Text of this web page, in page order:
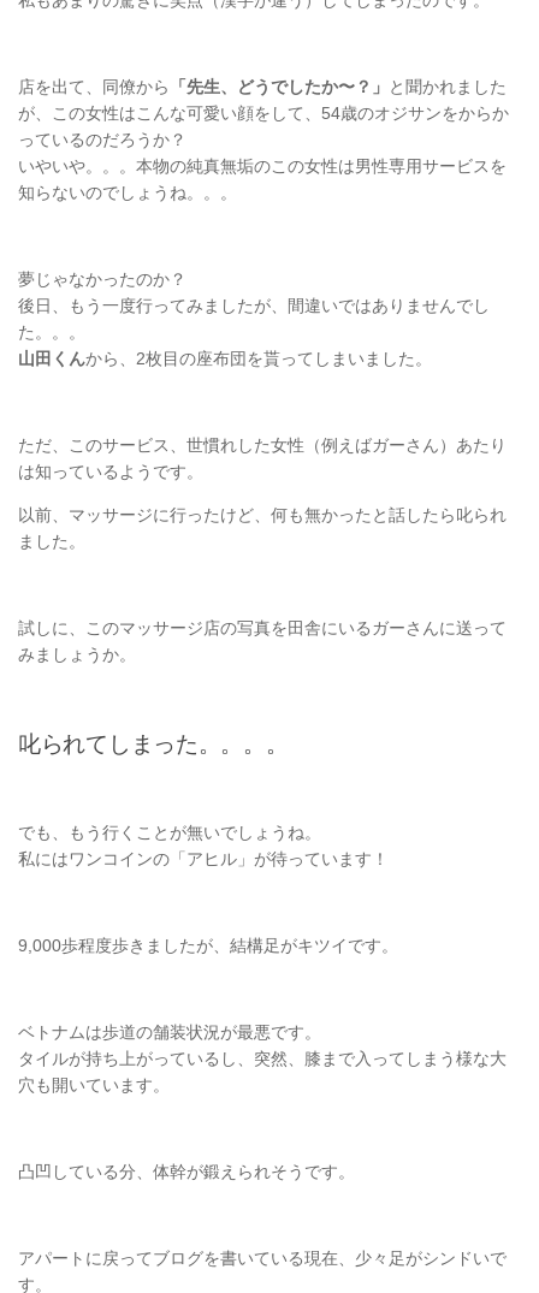
店を出て、同僚から 「先生、どうでしたか〜？」 と聞かれました
が、この女性はこんな可愛い顔をして、54歳のオジサンをからか
っているのだろうか？
いやいや。。。本物の純真無垢のこの女性は男性専用サービスを
知らないのでしょうね。。。
夢じゃなかったのか？
後日、もう一度行ってみましたが、間違いではありませんでし
た。。。
山田くんから、2枚目の座布団を貰ってしまいました。
ただ、このサービス、世慣れした女性（例えばガーさん）あたり
は知っているようです。
以前、マッサージに行ったけど、何も無かったと話したら叱られ
ました。
試しに、このマッサージ店の写真を田舎にいるガーさんに送って
みましょうか。
叱られてしまった。。。。
でも、もう行くことが無いでしょうね。
私にはワンコインの「アヒル」が待っています！
9,000歩程度歩きましたが、結構足がキツイです。
ベトナムは歩道の舗装状況が最悪です。
タイルが持ち上がっているし、突然、膝まで入ってしまう様な大
穴も開いています。
凸凹している分、体幹が鍛えられそうです。
アパートに戻ってブログを書いている現在、少々足がシンドいで
す。